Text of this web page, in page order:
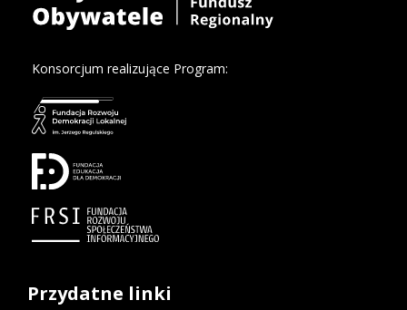
Konsorcjum realizujące Program:
Przydatne linki